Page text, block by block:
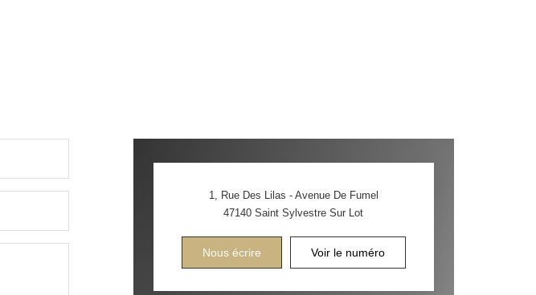
1, Rue Des Lilas - Avenue De Fumel
47140Saint Sylvestre Sur Lot
Nous écrire Voir le numéro